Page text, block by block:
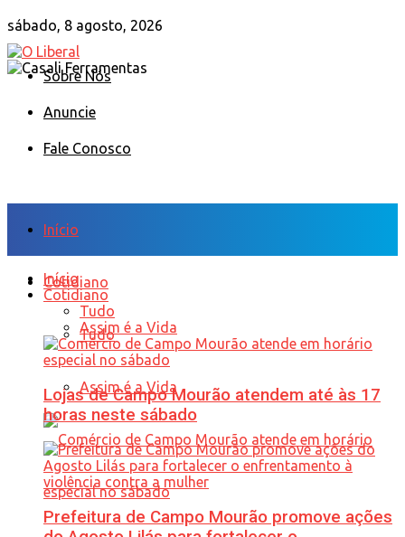
sábado, 8 agosto, 2026
Sobre Nós
Anuncie
Fale Conosco
Início
Cotidiano
Tudo
Assim é a Vida
Início
Cotidiano
Tudo
Assim é a Vida
Lojas de Campo Mourão atendem até às 17
horas neste sábado
Prefeitura de Campo Mourão promove ações